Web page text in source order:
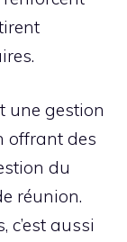
une gestion
offrant des
du
réunion.
c’est aussi